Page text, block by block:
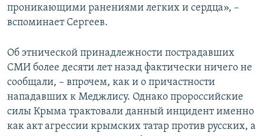
проникающими ранениями легких и сердца», –
вспоминает Сергеев.
Об этнической принадлежности пострадавших
СМИ более десяти лет назад фактически ничего не
сообщали, – впрочем, как и о причастности
нападавших к Меджлису. Однако пророссийские
силы Крыма трактовали данный инцидент именно
как акт агрессии крымских татар против русских, а